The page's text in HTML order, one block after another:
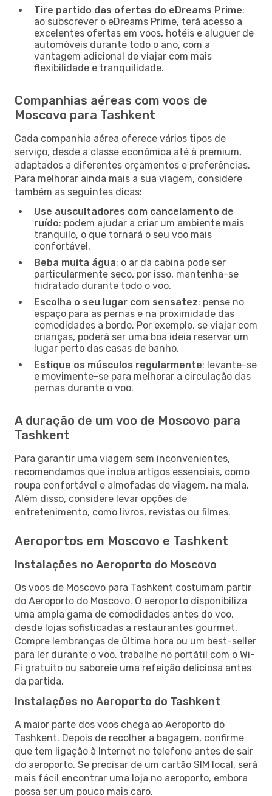
Tire partido das ofertas do eDreams Prime:
ao subscrever o eDreams Prime, terá acesso a
excelentes ofertas em voos, hotéis e aluguer de
automóveis durante todo o ano, com a
vantagem adicional de viajar com mais
flexibilidade e tranquilidade.
Companhias aéreas com voos de
Moscovo para Tashkent
Cada companhia aérea oferece vários tipos de
serviço, desde a classe económica até à premium,
adaptados a diferentes orçamentos e preferências.
Para melhorar ainda mais a sua viagem, considere
também as seguintes dicas:
Use auscultadores com cancelamento de
ruído: podem ajudar a criar um ambiente mais
tranquilo, o que tornará o seu voo mais
confortável.
Beba muita água: o ar da cabina pode ser
particularmente seco, por isso, mantenha-se
hidratado durante todo o voo.
Escolha o seu lugar com sensatez: pense no
espaço para as pernas e na proximidade das
comodidades a bordo. Por exemplo, se viajar com
crianças, poderá ser uma boa ideia reservar um
lugar perto das casas de banho.
Estique os músculos regularmente: levante-se
e movimente-se para melhorar a circulação das
pernas durante o voo.
A duração de um voo de Moscovo para
Tashkent
Para garantir uma viagem sem inconvenientes,
recomendamos que inclua artigos essenciais, como
roupa confortável e almofadas de viagem, na mala.
Além disso, considere levar opções de
entretenimento, como livros, revistas ou filmes.
Aeroportos em Moscovo e Tashkent
Instalações no Aeroporto do Moscovo
Os voos de Moscovo para Tashkent costumam partir
do Aeroporto do Moscovo. O aeroporto disponibiliza
uma ampla gama de comodidades antes do voo,
desde lojas sofisticadas a restaurantes gourmet.
Compre lembranças de última hora ou um best-seller
para ler durante o voo, trabalhe no portátil com o Wi-
Fi gratuito ou saboreie uma refeição deliciosa antes
da partida.
Instalações no Aeroporto do Tashkent
A maior parte dos voos chega ao Aeroporto do
Tashkent. Depois de recolher a bagagem, confirme
que tem ligação à Internet no telefone antes de sair
do aeroporto. Se precisar de um cartão SIM local, será
mais fácil encontrar uma loja no aeroporto, embora
possa ser um pouco mais caro.